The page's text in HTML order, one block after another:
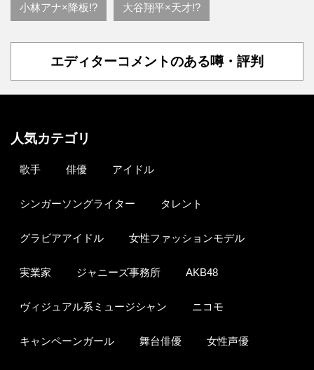
小林アナ×降板!? 大谷翔平×天才!?
エディターコメントのある噂・評判
人気カテゴリ
歌手 俳優 アイドル
シンガーソングライター タレント
グラビアアイドル 女性ファッションモデル
実業家 ジャニーズ事務所 AKB48
ヴィジュアル系ミュージシャン ニコモ
キャンペーンガール 舞台俳優 女性声優